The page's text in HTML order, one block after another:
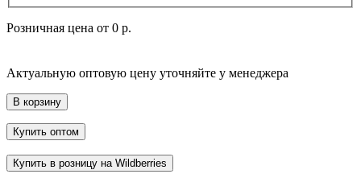
Розничная цена от 0 р.
Актуальную оптовую цену уточняйте у менеджера
В корзину
Купить оптом
Купить в розницу на Wildberries